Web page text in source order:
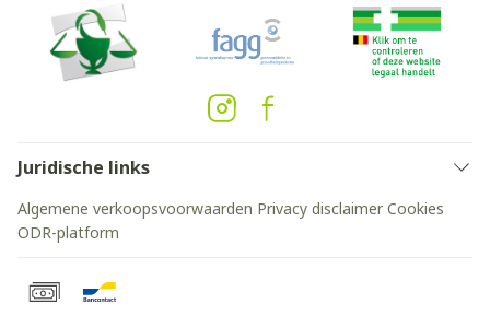
Juridische links
Algemene verkoopsvoorwaarden Privacy disclaimer Cookies
ODR-platform